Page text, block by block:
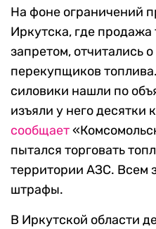
На фоне ограничений
Иркутска, где
запретом, отчитались
перекупщиков
силовики нашли по
изъяли у него десятки
сообщает
пытался торговать
территории АЗС. Всем
штрафы.
В Иркутской области